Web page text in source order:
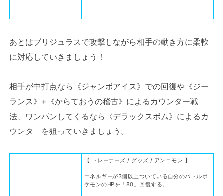
あとはブリジュラスで攻撃しながら相手の動き方に柔軟
に対応していきましょう！
相手が中打点なら《ジャンボアイス》での回復や《ジー
ランス》+《からておうの稽古》によるカウンター戦
法、ワンパンしてくるなら《デラックスボム》によるカ
ウンターを狙っていきましょう。
【 トレーナーズ / グッズ / アンコモン 】
エネルギーが3個以上ついている自分のバトルポ
ケモンのHPを「80」回復する。